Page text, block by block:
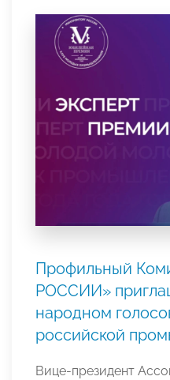
Профильный
РОССИИ»
народном
российской
Вице-президент